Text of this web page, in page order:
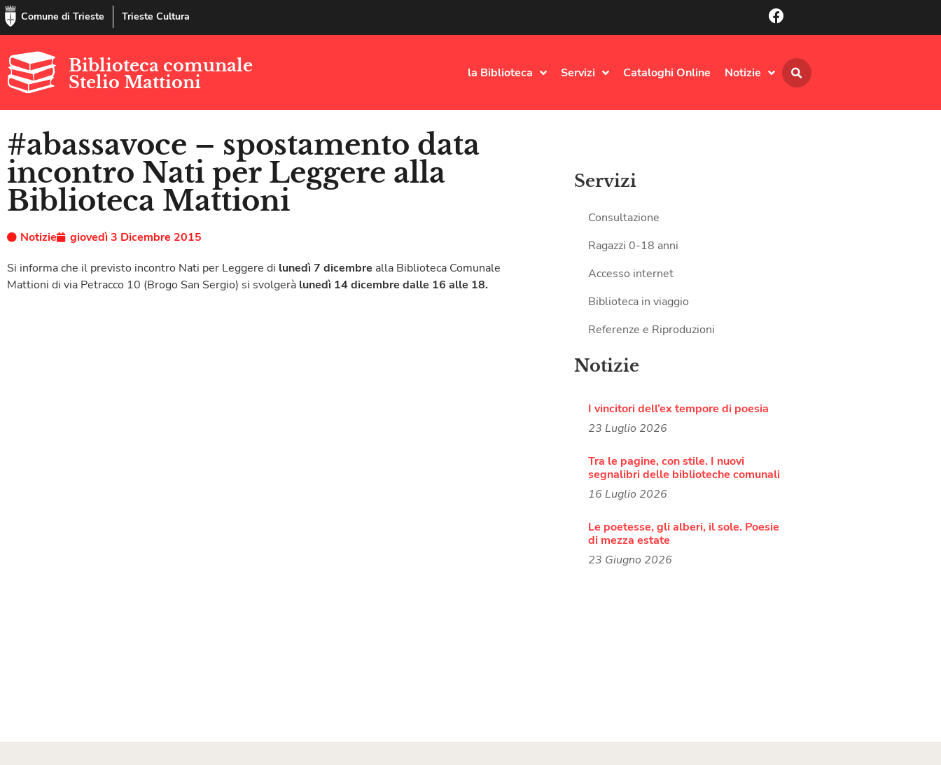
Comune di Trieste Trieste Cultura
Biblioteca comunale
Stelio Mattioni
la Biblioteca Servizi Cataloghi Online Notizie
#abassavoce – spostamento data
incontro Nati per Leggere alla
Biblioteca Mattioni
Notizie
giovedì 3 Dicembre 2015
Si informa che il previsto incontro Nati per Leggere di lunedì 7 dicembre alla Biblioteca Comunale
Mattioni di via Petracco 10 (Brogo San Sergio) si svolgerà lunedì 14 dicembre dalle 16 alle 18.
Servizi
Consultazione
Ragazzi 0-18 anni
Accesso internet
Biblioteca in viaggio
Referenze e Riproduzioni
Notizie
I vincitori dell’ex tempore di poesia
23 Luglio 2026
Tra le pagine, con stile. I nuovi
segnalibri delle biblioteche comunali
16 Luglio 2026
Le poetesse, gli alberi, il sole. Poesie
di mezza estate
23 Giugno 2026